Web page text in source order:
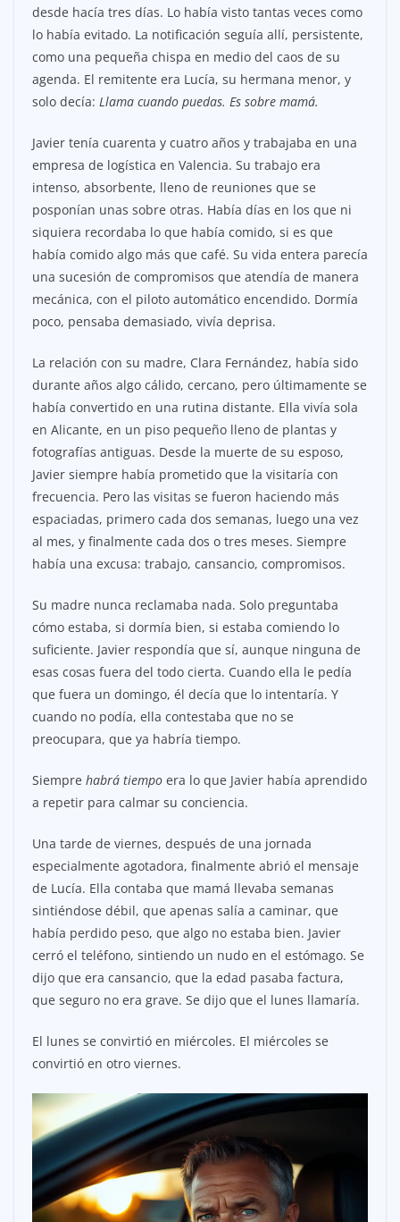
desde hacía tres días. Lo había visto tantas veces como
lo había evitado. La notificación seguía allí, persistente,
como una pequeña chispa en medio del caos de su
agenda. El remitente era Lucía, su hermana menor, y
solo decía: Llama cuando puedas. Es sobre mamá.
Javier tenía cuarenta y cuatro años y trabajaba en una
empresa de logística en Valencia. Su trabajo era
intenso, absorbente, lleno de reuniones que se
posponían unas sobre otras. Había días en los que ni
siquiera recordaba lo que había comido, si es que
había comido algo más que café. Su vida entera parecía
una sucesión de compromisos que atendía de manera
mecánica, con el piloto automático encendido. Dormía
poco, pensaba demasiado, vivía deprisa.
La relación con su madre, Clara Fernández, había sido
durante años algo cálido, cercano, pero últimamente se
había convertido en una rutina distante. Ella vivía sola
en Alicante, en un piso pequeño lleno de plantas y
fotografías antiguas. Desde la muerte de su esposo,
Javier siempre había prometido que la visitaría con
frecuencia. Pero las visitas se fueron haciendo más
espaciadas, primero cada dos semanas, luego una vez
al mes, y finalmente cada dos o tres meses. Siempre
había una excusa: trabajo, cansancio, compromisos.
Su madre nunca reclamaba nada. Solo preguntaba
cómo estaba, si dormía bien, si estaba comiendo lo
suficiente. Javier respondía que sí, aunque ninguna de
esas cosas fuera del todo cierta. Cuando ella le pedía
que fuera un domingo, él decía que lo intentaría. Y
cuando no podía, ella contestaba que no se
preocupara, que ya habría tiempo.
Siempre habrá tiempo era lo que Javier había aprendido
a repetir para calmar su conciencia.
Una tarde de viernes, después de una jornada
especialmente agotadora, finalmente abrió el mensaje
de Lucía. Ella contaba que mamá llevaba semanas
sintiéndose débil, que apenas salía a caminar, que
había perdido peso, que algo no estaba bien. Javier
cerró el teléfono, sintiendo un nudo en el estómago. Se
dijo que era cansancio, que la edad pasaba factura,
que seguro no era grave. Se dijo que el lunes llamaría.
El lunes se convirtió en miércoles. El miércoles se
convirtió en otro viernes.